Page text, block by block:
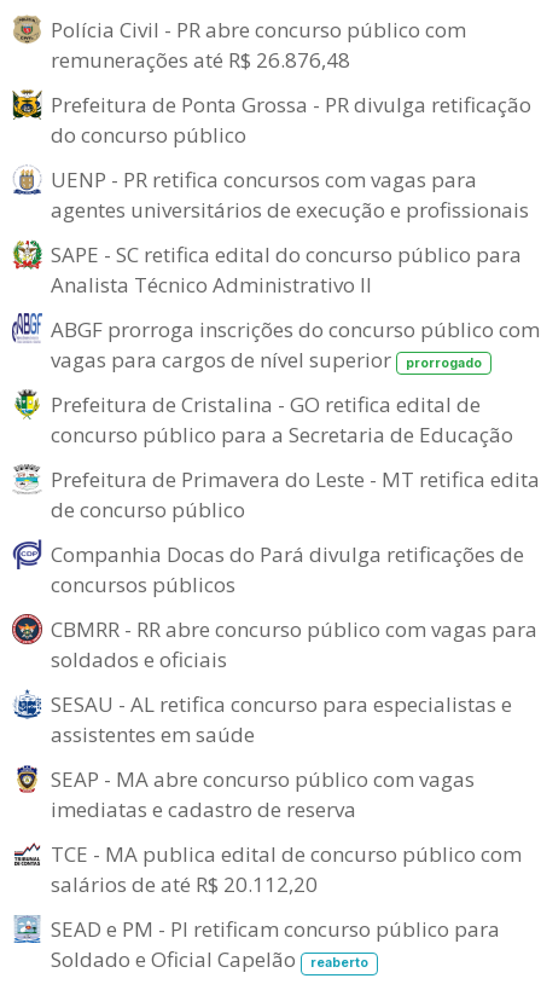
Polícia Civil - PR abre concurso público com
remunerações até R$ 26.876,48
Prefeitura de Ponta Grossa - PR divulga retificação
do concurso público
UENP - PR retifica concursos com vagas para
agentes universitários de execução e profissionais
SAPE - SC retifica edital do concurso público para
Analista Técnico Administrativo II
ABGF prorroga inscrições do concurso público com
vagas para cargos de nível superior
prorrogado
Prefeitura de Cristalina - GO retifica edital de
concurso público para a Secretaria de Educação
Prefeitura de Primavera do Leste - MT retifica
de concurso público
Companhia Docas do Pará divulga retificações de
concursos públicos
CBMRR - RR abre concurso público com vagas para
soldados e oficiais
SESAU - AL retifica concurso para especialistas e
assistentes em saúde
SEAP - MA abre concurso público com vagas
imediatas e cadastro de reserva
TCE - MA publica edital de concurso público com
salários de até R$ 20.112,20
SEAD e PM - PI retificam concurso público para
Soldado e Oficial Capelão
reaberto